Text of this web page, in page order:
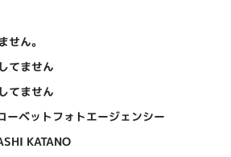
せん。
てません
てません
ーベットフォトエージェンシー
KATANO